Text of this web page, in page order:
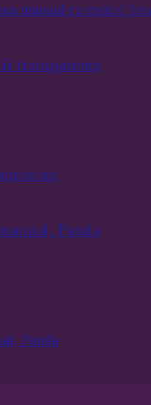
manual cu model
Panda